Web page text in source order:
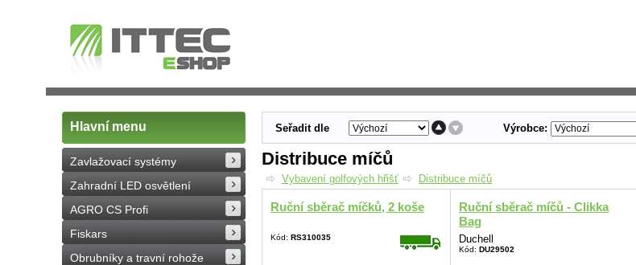
Hlavní menu
Zavlažovací systémy
Zahradní LED osvětlení
AGRO CS Profi
Fiskars
Obrubníky a travní rohože
Seřadit dle Výrobce:
Distribuce míčů
Vybavení golfových hřišť Distribuce míčů
Ruční sběrač míčků, 2 koše
Kód: RS310035
Ruční sběrač míčů - Clikka
Bag
Duchell
Kód: DU29502